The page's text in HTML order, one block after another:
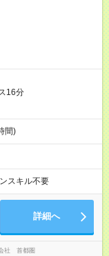
16分
間)
スキル不要
詳細へ
社 首都圏